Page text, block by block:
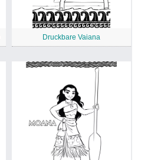
Druckbare Vaiana